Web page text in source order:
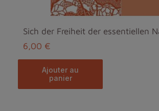
6,00 €
ajouter au
panier